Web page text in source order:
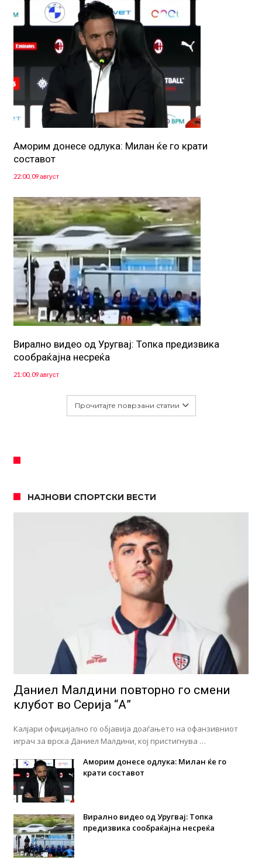
Аморим донесе одлука: Милан ќе го крати
составот
22:00, 09 август
Вирално видео од Уругвај: Топка предизвика
сообраќајна несреќа
21:00, 09 август
Прочитајте поврзани статии
НАЈНОВИ СПОРТСКИ ВЕСТИ
Даниел Малдини повторно го смени
клубот во Серија “А”
Калјари официјално го објавија доаѓањето на офанзивниот
играч за врска Даниел Малдини, кој пристигнува …
Аморим донесе одлука: Милан ќе го
крати составот
Вирално видео од Уругвај: Топка
предизвика сообраќајна несреќа